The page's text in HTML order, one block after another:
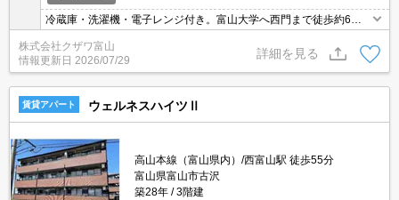
冷蔵庫・洗濯機・電子レンジ付き。富山大学へ西門まで徒歩約6
費・水道料は家賃に込み。ウォシュレット。
株式会社クザワ富山
情報更新日 2026/07/29
詳細を見る
賃貸アパート ウェルネスハイツⅡ
高山本線（富山県内）/西富山駅 徒歩55分
富山県富山市古沢
築28年
3階建